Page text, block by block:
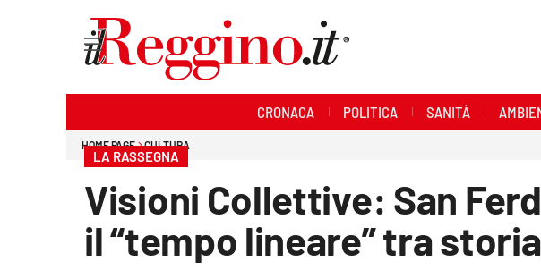
CRONACA POLITICA SANITÀ
HOME PAGE CULTURA
LA RASSEGNA
Visioni Collettive: San
il “tempo lineare” tra